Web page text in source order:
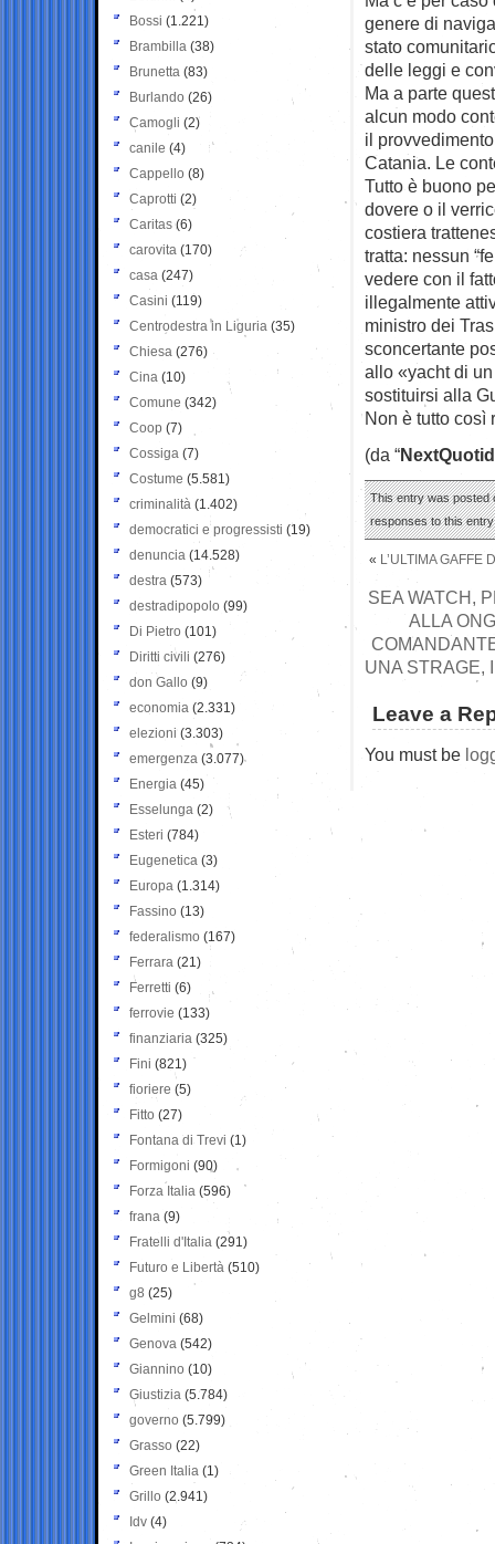
genere di
stato
delle leggi e
Ma a parte
alcun modo
il
Catania. Le
Tutto è buono
dovere o il
costiera
tratta: nessun
vedere con il
illegalmente
ministro dei
sconcertante
allo «yacht di
sostituirsi alla
Non è tutto così
(da “
This entry was posted
responses to this
« L’ULTIMA GAFFE
SEA WATCH,
ALLA
UNA STRAGE,
Leave a
You must be
Bossi (1.221)
Brambilla (38)
Brunetta (83)
Burlando (26)
Camogli (2)
canile (4)
Cappello (8)
Caprotti (2)
Caritas (6)
carovita (170)
casa (247)
Casini (119)
Centrodestra in Liguria (35)
Chiesa (276)
Cina (10)
Comune (342)
Coop (7)
Cossiga (7)
Costume (5.581)
criminalità (1.402)
democratici e progressisti (19)
denuncia (14.528)
destra (573)
destradipopolo (99)
Di Pietro (101)
Diritti civili (276)
don Gallo (9)
economia (2.331)
elezioni (3.303)
emergenza (3.077)
Energia (45)
Esselunga (2)
Esteri (784)
Eugenetica (3)
Europa (1.314)
Fassino (13)
federalismo (167)
Ferrara (21)
Ferretti (6)
ferrovie (133)
finanziaria (325)
Fini (821)
fioriere (5)
Fitto (27)
Fontana di Trevi (1)
Formigoni (90)
Forza Italia (596)
frana (9)
Fratelli d'Italia (291)
Futuro e Libertà (510)
g8 (25)
Gelmini (68)
Genova (542)
Giannino (10)
Giustizia (5.784)
governo (5.799)
Grasso (22)
Green Italia (1)
Grillo (2.941)
Idv (4)